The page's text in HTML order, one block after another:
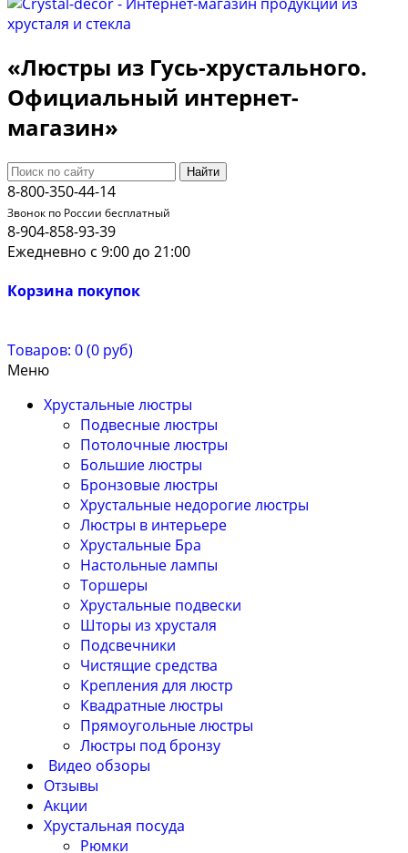
«Люстры из Гусь-хрустального.
Официальный интернет-
магазин»
Найти
8-800-350-44-14
Звонок по России бесплатный
8-904-858-93-39
Ежедневно с 9:00 до 21:00
Корзина покупок
Товаров: 0 (0 руб)
Меню
Хрустальные люстры
Подвесные люстры
Потолочные люстры
Большие люстры
Бронзовые люстры
Хрустальные недорогие люстры
Люстры в интерьере
Хрустальные Бра
Настольные лампы
Торшеры
Хрустальные подвески
Шторы из хрусталя
Подсвечники
Чистящие средства
Крепления для люстр
Квадратные люстры
Прямоугольные люстры
Люстры под бронзу
Видео обзоры
Отзывы
Акции
Хрустальная посуда
Рюмки